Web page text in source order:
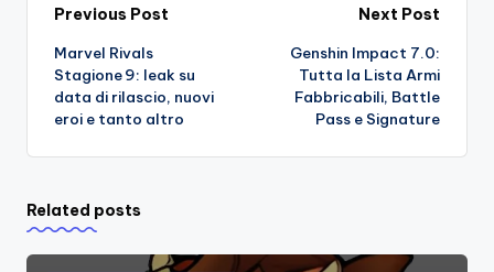
Post
navigation
Previous Post
Marvel Rivals
Stagione 9: leak su
data di rilascio, nuovi
eroi e tanto altro
Next Post
Genshin Impact 7.0:
Tutta la Lista Armi
Fabbricabili, Battle
Pass e Signature
Related posts